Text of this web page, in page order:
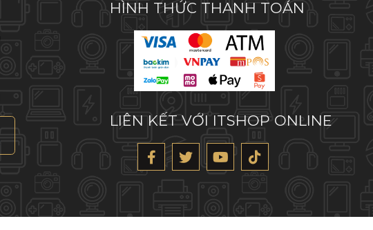
HÌNH THỨC THANH TOÁN
LIÊN KẾT VỚI ITSHOP ONLINE